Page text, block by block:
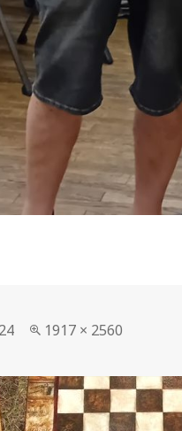
Taille
1917 × 2560